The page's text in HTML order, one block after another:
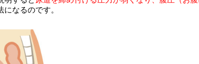
なるのです。